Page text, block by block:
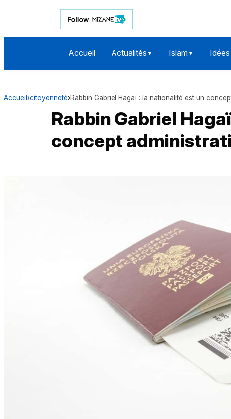
Accueil Actualités ▼ Islam▼ Idées
Accueil ›citoyenneté›Rabbin Gabriel Hagaï : la nationalité est un
Rabbin Gabriel
concept